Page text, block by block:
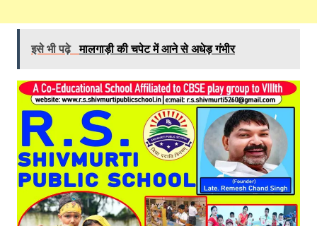
इसे भी पढ़े मालगाड़ी की चपेट में आने से अधेड़ गंभीर